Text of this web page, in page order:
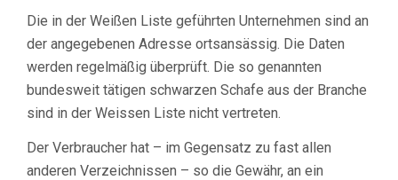
Die in der Weißen Liste geführten Unternehmen sind an
der angegebenen Adresse ortsansässig. Die Daten
werden regelmäßig überprüft. Die so genannten
bundesweit tätigen schwarzen Schafe aus der Branche
sind in der Weissen Liste nicht vertreten.
Der Verbraucher hat – im Gegensatz zu fast allen
anderen Verzeichnissen – so die Gewähr, an ein